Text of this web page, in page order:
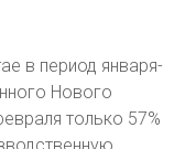
в период января-
Нового
только 57%